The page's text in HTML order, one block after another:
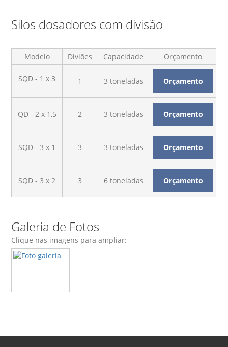
Silos dosadores com divisão
Modelo Diviões Capacidade Orçamento
SQD - 1 x 3 1 3 toneladas Orçamento
QD - 2 x 1,5 2 3 toneladas Orçamento
SQD - 3 x 1 3 3 toneladas Orçamento
SQD - 3 x 2 3 6 toneladas Orçamento
Galeria de Fotos
Clique nas imagens para ampliar: